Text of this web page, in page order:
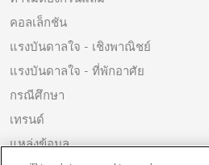
คอลเล็กชัน
แรงบันดาลใจ - เชิงพาณิชย์
แรงบันดาลใจ - ที่พักอาศัย
กรณีศึกษา
เทรนด์
แหล่งข้อมูล